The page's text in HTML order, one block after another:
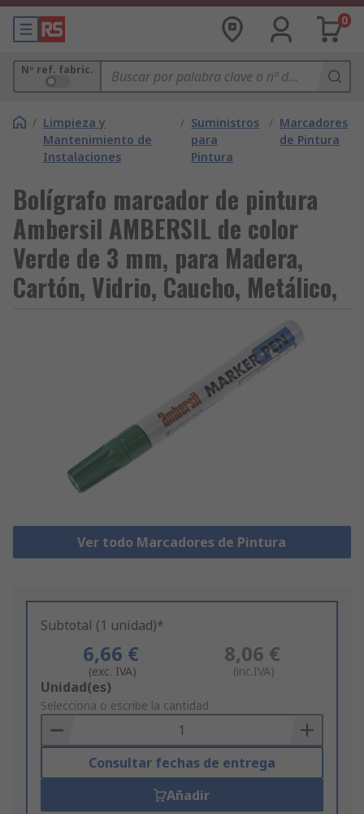
0
Nº ref. fabric.
/ Limpieza y
Mantenimiento de
Instalaciones
/ Suministros
para
Pintura
/ Marcadores
de Pintura
Bolígrafo marcador de pintura
Ambersil AMBERSIL de color
Verde de 3 mm, para Madera,
Cartón, Vidrio, Caucho, Metálico,
Ver todo Marcadores de Pintura
Subtotal (1 unidad)*
6,66 €
(exc. IVA)
8,06 €
(inc.IVA)
Add
to
Basket
Unidad(es)
Selecciona o escribe la cantidad
Consultar fechas de entrega
Añadir